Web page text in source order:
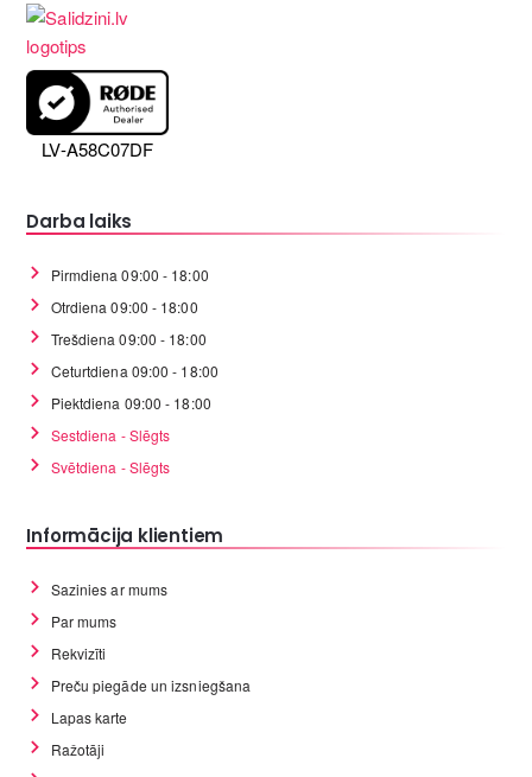
LV-A58C07DF
Darba laiks
Pirmdiena 09:00 - 18:00
Otrdiena 09:00 - 18:00
Trešdiena 09:00 - 18:00
Ceturtdiena 09:00 - 18:00
Piektdiena 09:00 - 18:00
Sestdiena - Slēgts
Svētdiena - Slēgts
Informācija klientiem
Sazinies ar mums
Par mums
Rekvizīti
Preču piegāde un izsniegšana
Lapas karte
Ražotāji